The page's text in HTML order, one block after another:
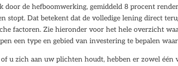
door de hefboomwerking, gemiddeld 8 procent
stopt. Dat betekent dat de volledige lening direct
factoren. Zie hieronder voor het hele overzicht
een type en gebied van investering te bepalen
u zich aan uw plichten houdt, hebben er zowel één